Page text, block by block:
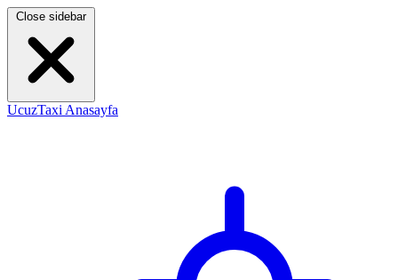
Close sidebar
UcuzTaxi Anasayfa